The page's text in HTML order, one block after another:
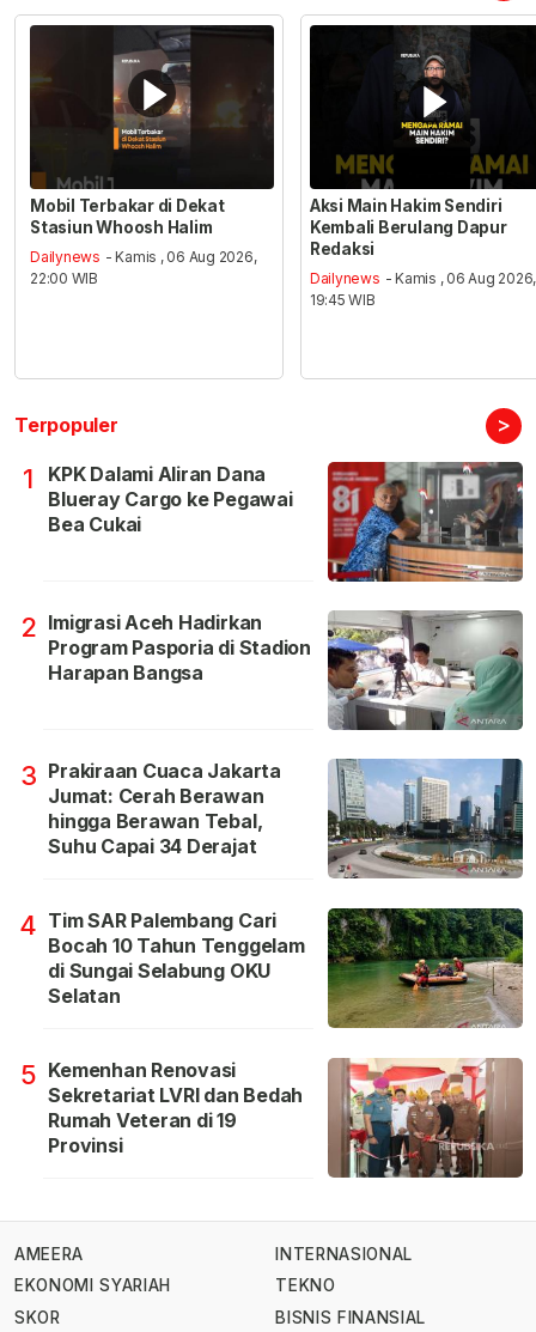
Mobil Terbakar di Dekat
Stasiun Whoosh Halim
Dailynews - Kamis , 06 Aug 2026,
22:00 WIB
Aksi Main Hakim Sendiri
Kembali Berulang Dapur
Redaksi
Dailynews - Kamis , 06 Aug 2026,
19:45 WIB
Terpopuler >
1
KPK Dalami Aliran Dana
Blueray Cargo ke Pegawai
Bea Cukai
2 Imigrasi Aceh Hadirkan
Program Pasporia di Stadion
Harapan Bangsa
3 Prakiraan Cuaca Jakarta
Jumat: Cerah Berawan
hingga Berawan Tebal,
Suhu Capai 34 Derajat
4 Tim SAR Palembang Cari
Bocah 10 Tahun Tenggelam
di Sungai Selabung OKU
Selatan
5 Kemenhan Renovasi
Sekretariat LVRI dan Bedah
Rumah Veteran di 19
Provinsi
AMEERA
EKONOMI SYARIAH
SKOR
INTERNASIONAL
TEKNO
BISNIS FINANSIAL